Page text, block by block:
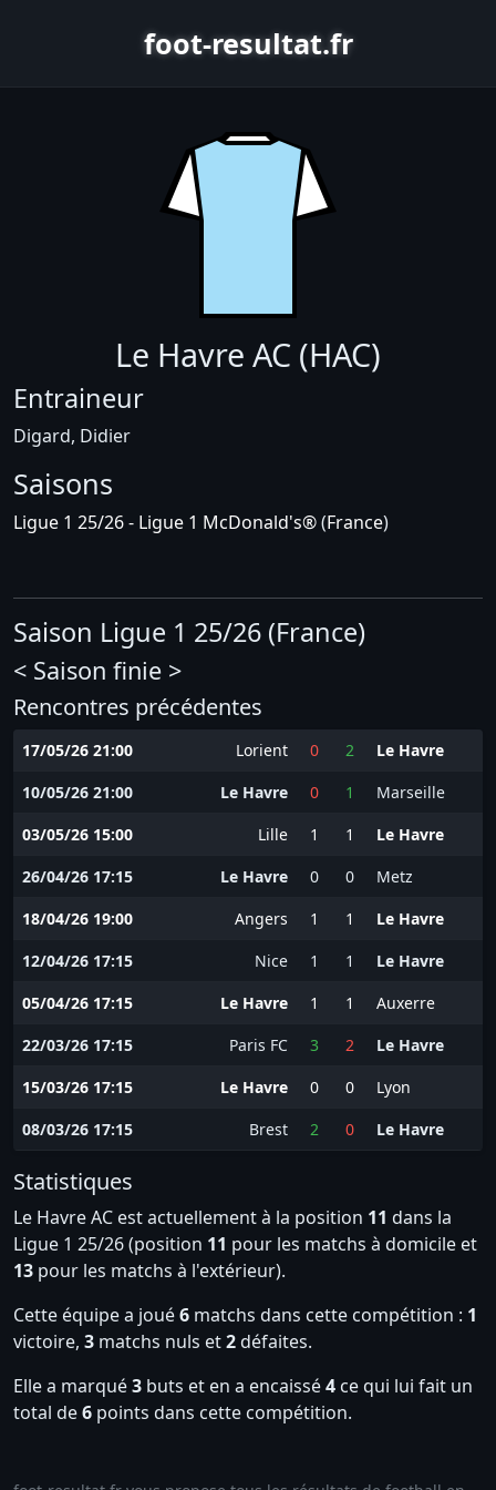
foot-resultat.fr
Le Havre AC (HAC)
Entraineur
Digard, Didier
Saisons
Ligue 1 25/26 - Ligue 1 McDonald's®(France)
Saison Ligue 1 25/26 (France)
< Saison finie >
Rencontres précédentes
17/05/26 21:00 Lorient 0 2
Le Havre
10/05/26 21:00
Le Havre 0 1
Marseille
03/05/26 15:00
Lille 1 1
Le Havre
26/04/26 17:15
Le Havre 0 0
Metz
18/04/26 19:00
Angers 1 1
Le Havre
12/04/26 17:15
Nice 1 1
Le Havre
05/04/26 17:15
Le Havre 1 1
Auxerre
22/03/26 17:15
Paris FC 3 2
Le Havre
15/03/26 17:15
Le Havre 0 0
Lyon
08/03/26 17:15
Brest 2 0 Le Havre
Statistiques
Le Havre AC est actuellement à la position 11 dans la
Ligue 1 25/26 (position 11 pour les matchs à domicile et
13 pour les matchs à l'extérieur).
Cette équipe a joué6 matchs dans cette compétition : 1
victoire, 3 matchs nuls et2défaites.
Elle a marqué3 buts et en a encaissé4 ce qui lui fait un
total de6 points dans cette compétition.